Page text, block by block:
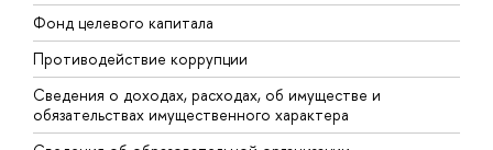
Фонд целевого капитала
Противодействие коррупции
Сведения о доходах, расходах, об имуществе и
обязательствах имущественного характера